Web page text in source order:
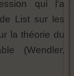
qui l'a
List sur les
la théorie du
(Wendler,